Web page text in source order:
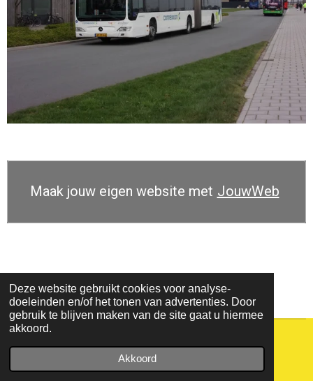
Deze website gebruikt cookies voor analyse-
doeleinden en/of het tonen van advertenties. Door
gebruik te blijven maken van de site gaat u hiermee
akkoord.
Akkoord
Maak jouw eigen website met JouwWeb